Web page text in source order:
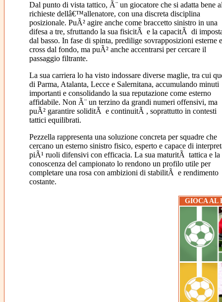
Dal punto di vista tattico, Ã¨ un giocatore che si adatta bene
richieste dellâ€™allenatore, con una discreta disciplina
posizionale. PuÃ² agire anche come braccetto sinistro in una
difesa a tre, sfruttando la sua fisicitÃ e la capacitÃ di
dal basso. In fase di spinta, predilige sovrapposizioni esterne e
cross dal fondo, ma puÃ² anche accentrarsi per cercare il
passaggio filtrante.
La sua carriera lo ha visto indossare diverse maglie, tra cui
di Parma, Atalanta, Lecce e Salernitana, accumulando minuti
importanti e consolidando la sua reputazione come esterno
affidabile. Non Ã¨ un terzino da grandi numeri offensivi, ma
puÃ² garantire soliditÃ e continuitÃ , soprattutto in contesti
tattici equilibrati.
Pezzella rappresenta una soluzione concreta per squadre che
cercano un esterno sinistro fisico, esperto e capace di
piÃ¹ ruoli difensivi con efficacia. La sua maturitÃ tattica e la
conoscenza del campionato lo rendono un profilo utile per
completare una rosa con ambizioni di stabilitÃ e rendimento
costante.
GIOCA AL